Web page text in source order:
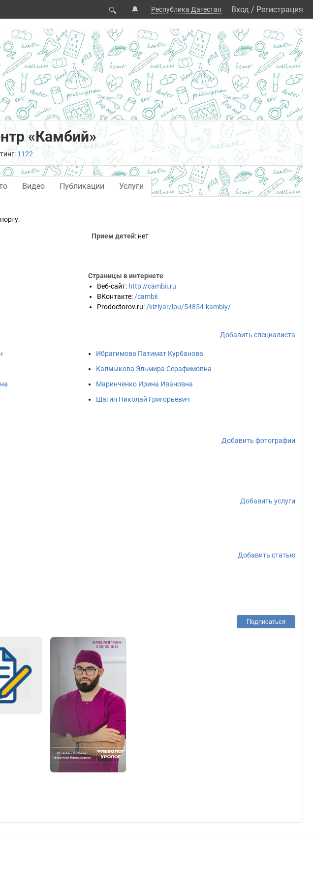
🔍 🔔 Республика Дагестан Вход / Регистрация
«Камбий»
1122
Видео Публикации Услуги
Прием детей: нет
Страницы в интернете
Веб-сайт: http://cambii.ru
ВКонтакте: /cambii
Prodoctorov.ru: /kizlyar/lpu/54854-kambiy/
Добавить специалиста
Ибрагимова Патимат Курбанова
Калмыкова Эльмира Серафимовна
Маринченко Ирина Ивановна
Шагин Николай Григорьевич
Добавить фотографии
Добавить услуги
Добавить статью
Подписаться